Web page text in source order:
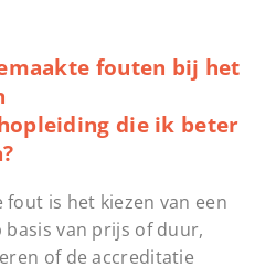
fouten bij het
die ik beter
fout is het kiezen van een
van prijs of duur,
of de accreditatie